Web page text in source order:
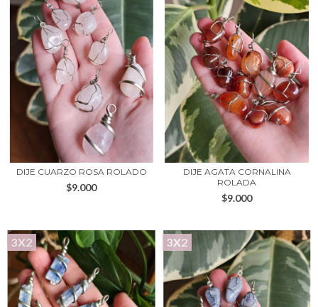
DIJE CUARZO ROSA ROLADO
$9.000
DIJE AGATA CORNALINA
ROLADA
$9.000
3X2 3X2